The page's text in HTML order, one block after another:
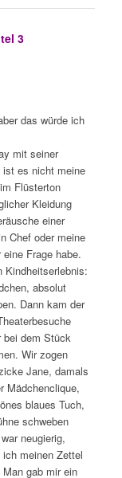
3
das würde ich
mit seiner
ist es nicht meine
Flüsterton
Kleidung
einer
Chef oder meine
Frage habe.
Kindheitserlebnis:
absolut
Dann kam der
bei dem Stück
Wir zogen
Jane, damals
Mädchenclique,
blaues Tuch,
schweben
neugierig,
meinen Zettel
gab mir ein